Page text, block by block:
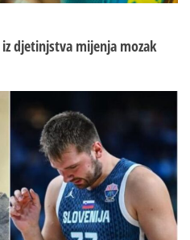
d‌jetinjstva mijenja mozak